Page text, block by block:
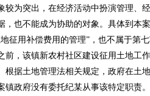
较为突出，在经济活动中扮演管理、
，也不能成为协助的对象。具体到本
征用补偿费用的管理”，也不属于第
前，该镇新农村社区建设征用土地工
根据土地管理法相关规定，政府在土
镇政府没有委托纪某从事该特定职责